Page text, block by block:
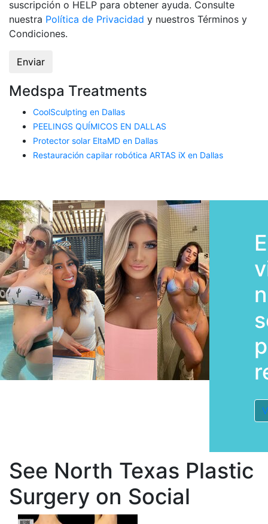
suscripción o HELP para obtener ayuda. Consulte
nuestra Política de Privacidad y nuestros Términos y
Condiciones.
Medspa Treatments
CoolSculpting en Dallas
PEELINGS QUÍMICOS EN DALLAS
Protector solar EltaMD en Dallas
Restauración capilar robótica ARTAS iX en Dallas
See North Texas Plastic
Surgery on Social